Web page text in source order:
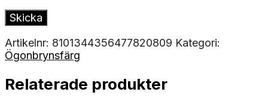
Artikelnr: 8101344356477820809 Kategori:
Ögonbrynsfärg
Relaterade produkter